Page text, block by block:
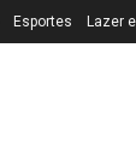
Esportes Lazer